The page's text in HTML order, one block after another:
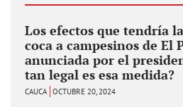
Los efectos que tendría
coca a campesinos de El
anunciada por el
tan legal es esa medida?
CAUCA OCTUBRE 20, 2024